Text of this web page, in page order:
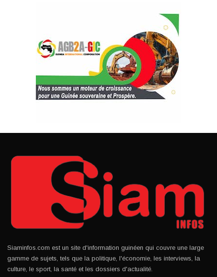
Siaminfos.com est un site d'information guinéen qui couvre une large
gamme de sujets, tels que la politique, l'économie, les interviews, la
culture, le sport, la santé et les dossiers d'actualité.